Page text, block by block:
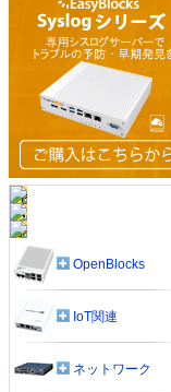
OpenBlocks
IoT関連
ネットワーク